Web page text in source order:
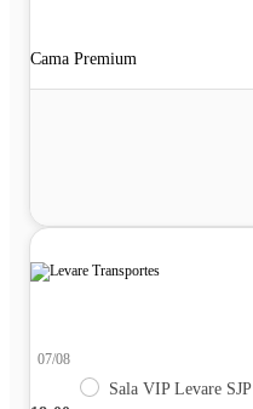
Cama Premium
07/08
Sala VIP Levare SJP